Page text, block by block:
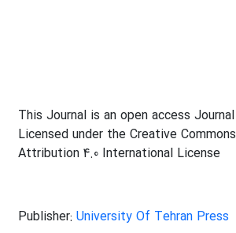
This Journal is an open access Journal
Licensed under the Creative Commons
Attribution 4.0 International License
Publisher: University Of Tehran Press